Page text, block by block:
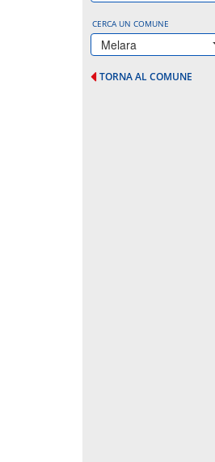
CERCA UN COMUNE
Melara
TORNA AL COMUNE